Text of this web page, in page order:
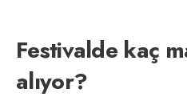
Festivalde kaç
alıyor?